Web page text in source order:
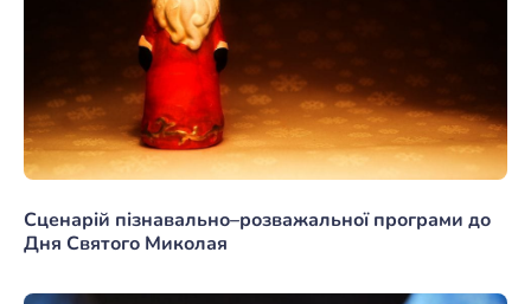
Сценарій пізнавально–розважальної програми до
Дня Святого Миколая